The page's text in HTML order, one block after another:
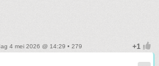
4 mei 2026 @ 14:29 • 279